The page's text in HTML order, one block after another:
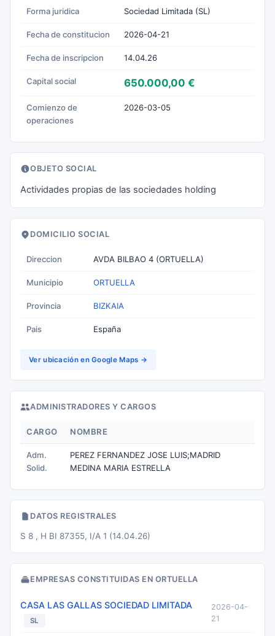
Forma juridica Sociedad Limitada (SL)
Fecha de constitucion 2026-04-21
Fecha de inscripcion 14.04.26
Capital social 650.000,00 €
Comienzo de
operaciones
2026-03-05
OBJETO SOCIAL
Actividades propias de las sociedades holding
DOMICILIO SOCIAL
Direccion AVDA BILBAO 4 (ORTUELLA)
Municipio ORTUELLA
Provincia BIZKAIA
Pais España
Ver ubicación en Google Maps →
ADMINISTRADORES Y CARGOS
CARGO NOMBRE
Adm.
Solid.
PEREZ FERNANDEZ JOSE LUIS;MADRID
MEDINA MARIA ESTRELLA
DATOS REGISTRALES
S 8 , H BI 87355, I/A 1 (14.04.26)
EMPRESAS CONSTITUIDAS EN ORTUELLA
CASA LAS GALLAS SOCIEDAD LIMITADA
SL
2026-04-
21